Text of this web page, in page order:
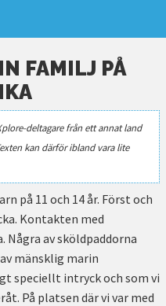
FAMILJ PÅ
deltagare från ett annat land
kan därför ibland vara lite
på 11 och 14 år. Först och
Kontakten med
Några av sköldpaddorna
mänsklig marin
speciellt intryck och som vi
På platsen där vi var med